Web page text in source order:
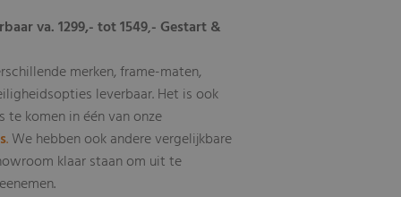
va. 1299,- tot 1549,- Gestart &
merken, frame-maten,
leverbaar. Het is ook
te komen in één van onze
.We hebben ook andere vergelijkbare
klaar staan om uit te